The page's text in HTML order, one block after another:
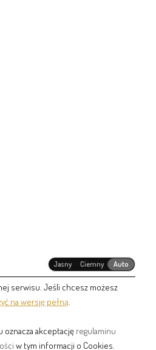
Jasny Ciemny Auto
serwisu. Jeśli chcesz możesz
na wersję pełną
oznacza akceptację regulaminu
w tym informacji o Cookies.